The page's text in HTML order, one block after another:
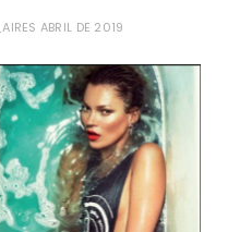
ABRIL DE 2019